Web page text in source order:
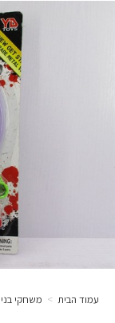
עמוד הבית > משחקי